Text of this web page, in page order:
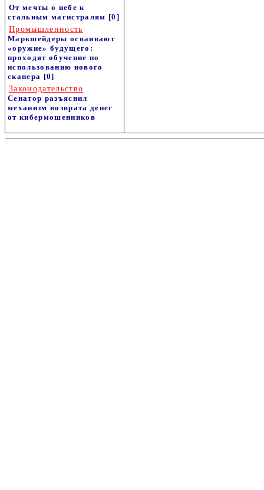
От мечты о небе к
стальным магистралям [0]
Промышленность
Маркшейдеры осваивают
«оружие» будущего:
проходят обучение по
использованию нового
сканера [0]
Законодательство
Сенатор разъяснил
механизм возврата денег
от кибермошенников